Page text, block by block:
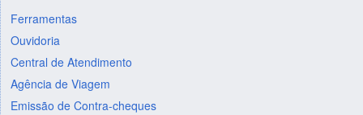
Ferramentas
Ouvidoria
Central de Atendimento
Agência de Viagem
Emissão de Contra-cheques